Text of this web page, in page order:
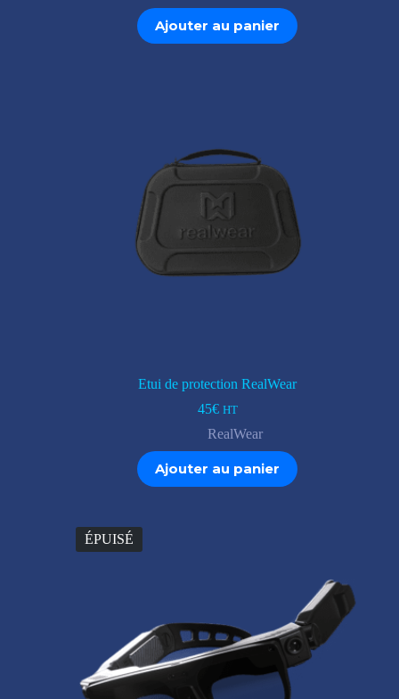
Ajouter au panier
Etui de protection RealWear
45€ HT
RealWear
Ajouter au panier
ÉPUISÉ